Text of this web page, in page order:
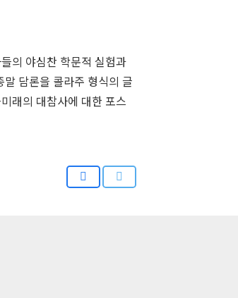
의 야심찬 학문적 실험과
담론을 콜라주 형식의 글
래의 대참사에 대한 포스